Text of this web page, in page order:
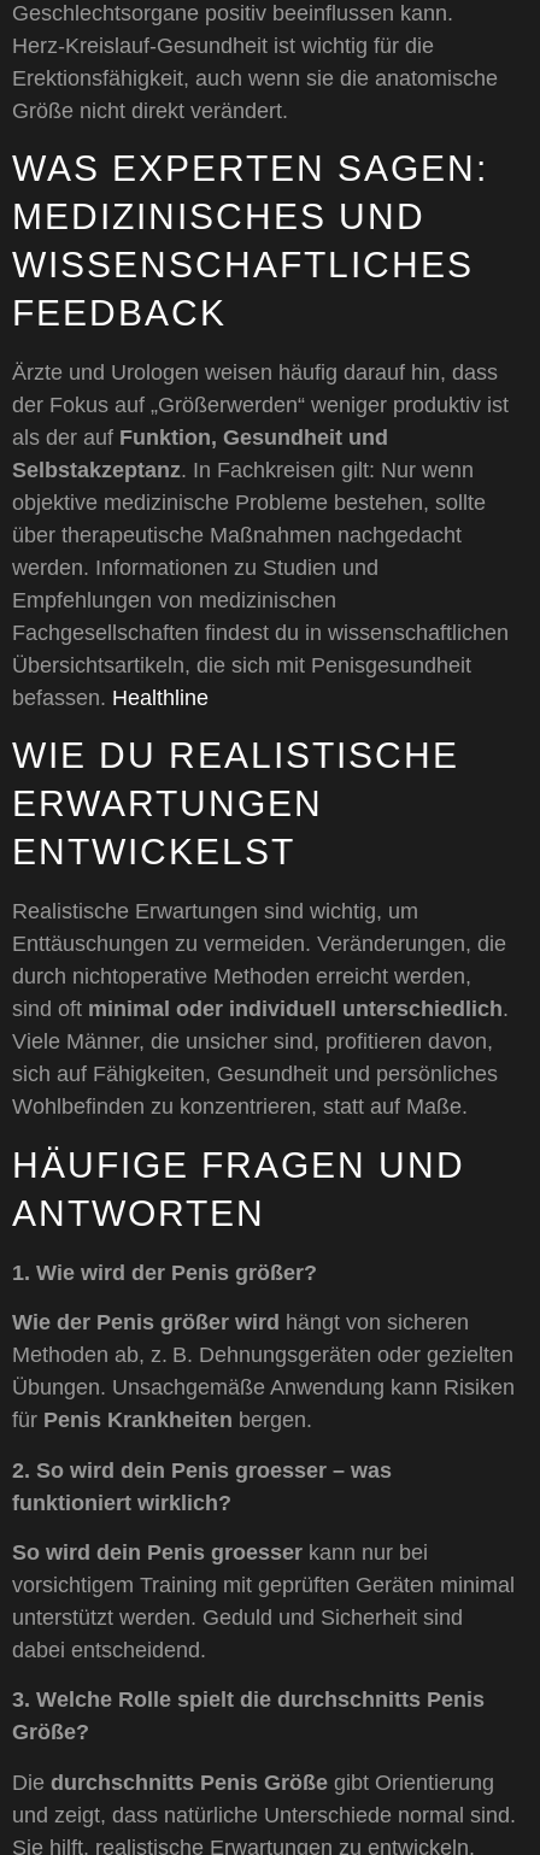
Geschlechtsorgane positiv beeinflussen kann.
Herz‑Kreislauf‑Gesundheit ist wichtig für die
Erektionsfähigkeit, auch wenn sie die anatomische
Größe nicht direkt verändert.
WAS EXPERTEN SAGEN:
MEDIZINISCHES UND
WISSENSCHAFTLICHES
FEEDBACK
Ärzte und Urologen weisen häufig darauf hin, dass
der Fokus auf „Größerwerden“ weniger produktiv ist
als der auf Funktion, Gesundheit und
Selbstakzeptanz. In Fachkreisen gilt: Nur wenn
objektive medizinische Probleme bestehen, sollte
über therapeutische Maßnahmen nachgedacht
werden. Informationen zu Studien und
Empfehlungen von medizinischen
Fachgesellschaften findest du in wissenschaftlichen
Übersichtsartikeln, die sich mit Penisgesundheit
befassen. Healthline
WIE DU REALISTISCHE
ERWARTUNGEN
ENTWICKELST
Realistische Erwartungen sind wichtig, um
Enttäuschungen zu vermeiden. Veränderungen, die
durch nichtoperative Methoden erreicht werden,
sind oft minimal oder individuell unterschiedlich.
Viele Männer, die unsicher sind, profitieren davon,
sich auf Fähigkeiten, Gesundheit und persönliches
Wohlbefinden zu konzentrieren, statt auf Maße.
HÄUFIGE FRAGEN UND
ANTWORTEN
1. Wie wird der Penis größer?
Wie der Penis größer wird hängt von sicheren
Methoden ab, z. B. Dehnungsgeräten oder gezielten
Übungen. Unsachgemäße Anwendung kann Risiken
für Penis Krankheiten bergen.
2. So wird dein Penis groesser – was
funktioniert wirklich?
So wird dein Penis groesser kann nur bei
vorsichtigem Training mit geprüften Geräten minimal
unterstützt werden. Geduld und Sicherheit sind
dabei entscheidend.
3. Welche Rolle spielt die durchschnitts Penis
Größe?
Die durchschnitts Penis Größe gibt Orientierung
und zeigt, dass natürliche Unterschiede normal sind.
Sie hilft, realistische Erwartungen zu entwickeln.